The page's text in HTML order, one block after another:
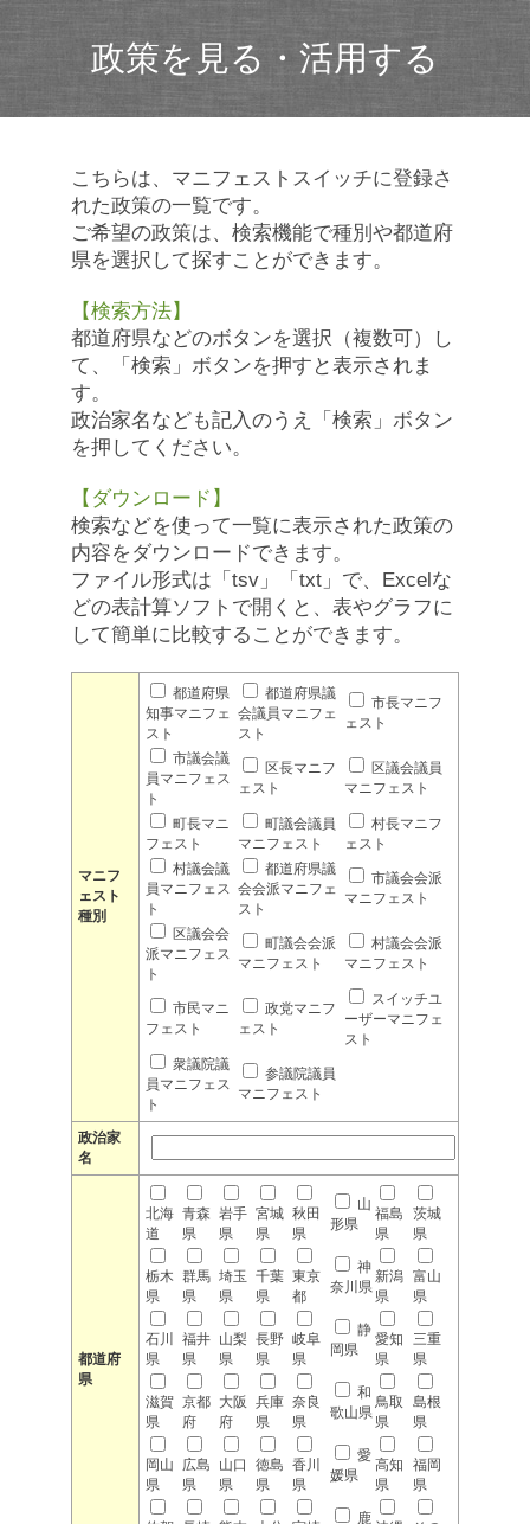
政策を見る・活用する
こちらは、マニフェストスイッチに登録さ
れた政策の一覧です。
ご希望の政策は、検索機能で種別や都道府
県を選択して探すことができます。
【検索方法】
都道府県などのボタンを選択（複数可）し
て、「検索」ボタンを押すと表示されま
す。
政治家名なども記入のうえ「検索」ボタン
を押してください。
【ダウンロード】
検索などを使って一覧に表示された政策の
内容をダウンロードできます。
ファイル形式は「tsv」「txt」で、Excelな
どの表計算ソフトで開くと、表やグラフに
して簡単に比較することができます。
マニフ
ェスト
種別
都道府県
知事マニフェ
スト
都道府県議
会議員マニフェ
スト
市長マニフ
ェスト
市議会議
員マニフェス
ト
区長マニフ
ェスト
区議会議員
マニフェスト
町長マニ
フェスト
町議会議員
マニフェスト
村長マニフ
ェスト
村議会議
員マニフェス
ト
都道府県議
会会派マニフェ
スト
市議会会派
マニフェスト
区議会会
派マニフェス
ト
町議会会派
マニフェスト
村議会会派
マニフェスト
市民マニ
フェスト
政党マニフ
ェスト
スイッチユ
ーザーマニフェ
スト
衆議院議
員マニフェス
ト
参議院議員
マニフェスト
政治家
名
都道府
県
北海
道
青森
県
岩手
県
宮城
県
秋田
県
山
形県
福島
県
茨城
県
栃木
県
群馬
県
埼玉
県
千葉
県
東京
都
神
奈川県
新潟
県
富山
県
石川
県
福井
県
山梨
県
長野
県
岐阜
県
静
岡県
愛知
県
三重
県
滋賀
県
京都
府
大阪
府
兵庫
県
奈良
県
和
歌山県
鳥取
県
島根
県
岡山
県
広島
県
山口
県
徳島
県
香川
県
愛
媛県
高知
県
福岡
県
鹿